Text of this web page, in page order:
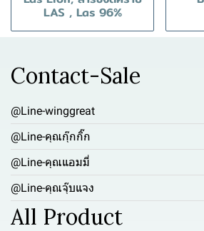
LAS , Las 96%
Contact-Sale
@Line-winggreat
@Line-คุณกุ๊กกิ๊ก
@Line-คุณแอมมี่
@Line-คุณจุ๊บแจง
All Product